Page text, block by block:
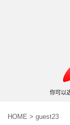
你可以
HOME > guest23